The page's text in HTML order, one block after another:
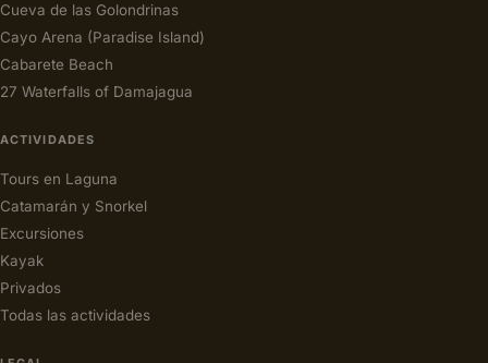
Cueva de las Golondrinas
Cayo Arena (Paradise Island)
Cabarete Beach
27 Waterfalls of Damajagua
ACTIVIDADES
Tours en Laguna
Catamarán y Snorkel
Excursiones
Kayak
Privados
Todas las actividades